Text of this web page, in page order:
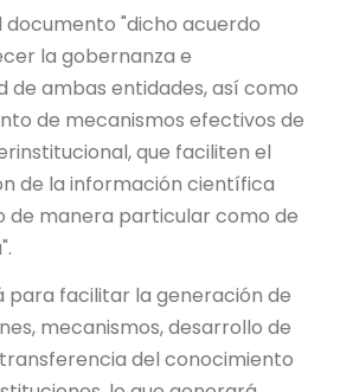
documento "dicho acuerdo
la gobernanza e
de ambas entidades, así como
de mecanismos efectivos de
que faciliten el
de la información científica
de manera particular como de
para facilitar la generación de
mecanismos, desarrollo de
del conocimiento